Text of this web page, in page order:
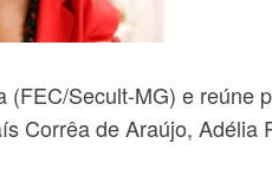
Secult-MG) e reúne
Corrêa de Araújo,